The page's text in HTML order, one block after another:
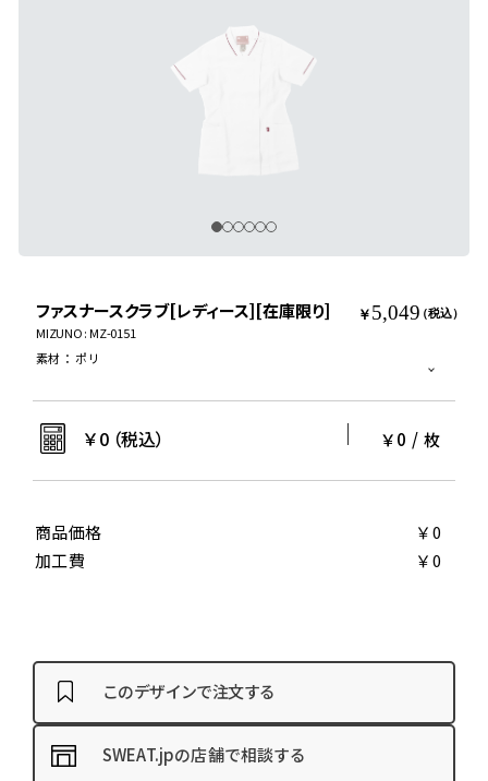
ファスナースクラブ[レディース][在庫限り] ￥ 5,049（税込）
MIZUNO : MZ-0151
素材 ：ポリ
￥0（税込） ￥0 /枚
商品価格
￥0
加工費
￥0
このデザインで注文する
SWEAT.jpの店舗で相談する